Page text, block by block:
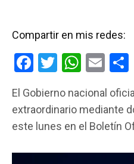
Compartir en mis redes:
F
ce
b
o
T
tt
er
W
at
s
p
E
ail
El Gobierno nacional
extraordinario mediante
este lunes en el Boletín